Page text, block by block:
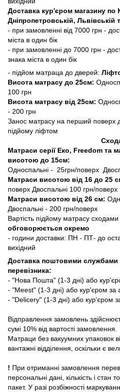
Доставка кур'єром магазину по
Дніпропетровській, Львівській
- при замовленні від 7000 грн -
міста в один бік
- при замовленні до 7000 грн -
знака міста в один бік
- підйом матраца до дверей:
Висота матрасу до 25см:
100 грн
Висота матрасу від 25см:
- 200 грн
Занос матрасу на перший поверх
підйому ліфтом
Матраси серії Еко, Freedom та
висотою до 15см:
Односпальні - 25грн/поверх
Матраси висотою від 16 до 25
поверх Двоспальні 100 грн/поверх
Матраси висотою від 26 см:
Двоспальні - 200 грн/поверх
Вартість підйому матрасу
обговорюється окремо
- години доставки: ПН - ПТ- до
вихідний
Доставка поштовими службами
перевізника:
- "Нова Пошта" (1-3 дні) або
- "Meest" (1-3 дні) або кур'єром за
- "Delicery" (1-3 дні) або кур'єром
Відправлення замовлень
сумі 10% від вартості замовлення.
Матраци без вакуумних упаковок
вантажні відділення, оскільки є
! При отриманні замовлення
персональні дані, кількість і стан
пакет. У разі розбіжності